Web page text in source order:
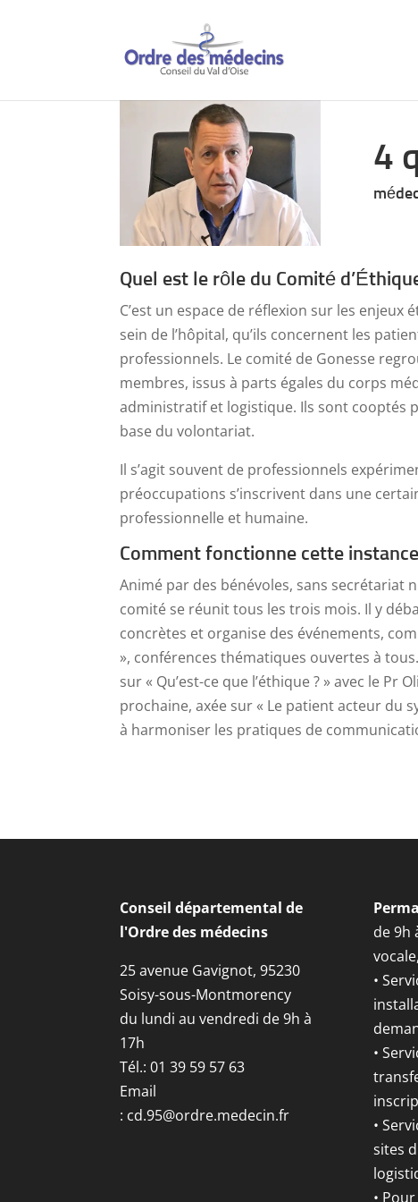
4
Quel est le rôle du Comité
C’est un espace de réflexion sur les enjeux
sein de l’hôpital, qu’ils concernent les
professionnels. Le comité de Gonesse
membres, issus à parts égales du corps
administratif et logistique. Ils sont cooptés
base du volontariat.
Il s’agit souvent de professionnels
préoccupations s’inscrivent dans une
professionnelle et humaine.
Comment fonctionne cette
Animé par des bénévoles, sans secrétariat
comité se réunit tous les trois mois. Il y
concrètes et organise des événements,
», conférences thématiques ouvertes à
sur « Qu’est-ce que l’éthique ? » avec le Pr
prochaine, axée sur « Le patient acteur du
à harmoniser les pratiques de
Conseil départemental de
l'Ordre des médecins
25 avenue Gavignot, 95230
Soisy-sous-Montmorency
du lundi au vendredi de 9h à
17h
Tél.: 01 39 59 57 63
Email
: cd.95@ordre.medecin.fr
de 9h
•
•
•
sites
•